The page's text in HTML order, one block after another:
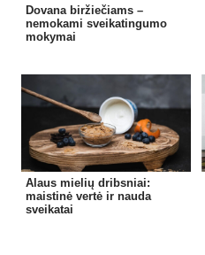
Dovana biržiečiams –
nemokami sveikatingumo
mokymai
Alaus mielių dribsniai:
maistinė vertė ir nauda
sveikatai